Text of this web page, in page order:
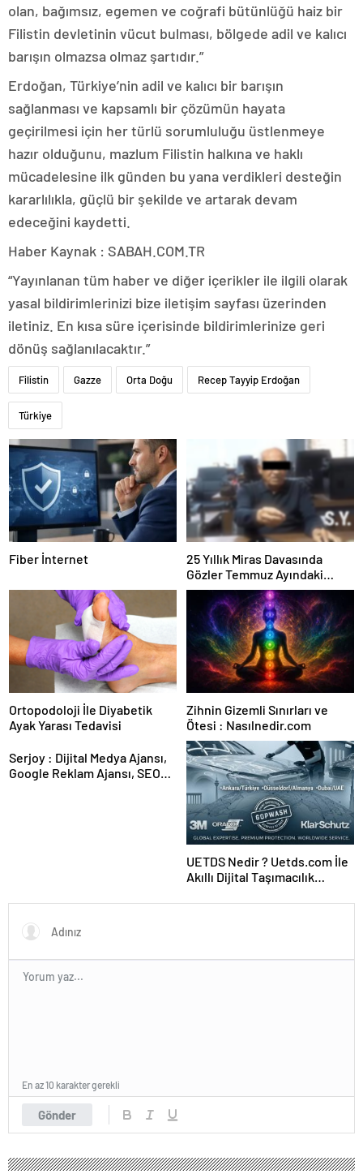
olan, bağımsız, egemen ve coğrafi bütünlüğü haiz bir
Filistin devletinin vücut bulması, bölgede adil ve kalıcı
barışın olmazsa olmaz şartıdır.”
Erdoğan, Türkiye’nin adil ve kalıcı bir barışın
sağlanması ve kapsamlı bir çözümün hayata
geçirilmesi için her türlü sorumluluğu üstlenmeye
hazır olduğunu, mazlum Filistin halkına ve haklı
mücadelesine ilk günden bu yana verdikleri desteğin
kararlılıkla, güçlü bir şekilde ve artarak devam
edeceğini kaydetti.
Haber Kaynak : SABAH.COM.TR
“Yayınlanan tüm haber ve diğer içerikler ile ilgili olarak
yasal bildirimlerinizi bize iletişim sayfası üzerinden
iletiniz. En kısa süre içerisinde bildirimlerinize geri
dönüş sağlanılacaktır.”
Filistin Gazze Orta Doğu Recep Tayyip Erdoğan
Türkiye
Fiber İnternet
25 Yıllık Miras Davasında
Gözler Temmuz Ayındaki
Karar Duruşmasına Çevrildi
Ortopodoloji İle Diyabetik
Ayak Yarası Tedavisi
Zihnin Gizemli Sınırları ve
Ötesi : Nasılnedir.com
Serjoy : Dijital Medya Ajansı,
Google Reklam Ajansı, SEO
UETDS Nedir ? Uetds.com İle
Akıllı Dijital Taşımacılık
Gönder
En az 10 karakter gerekli